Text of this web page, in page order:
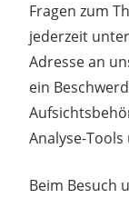
Fragen zum
jederzeit
Adresse an
ein
Analyse-
Beim Besuch